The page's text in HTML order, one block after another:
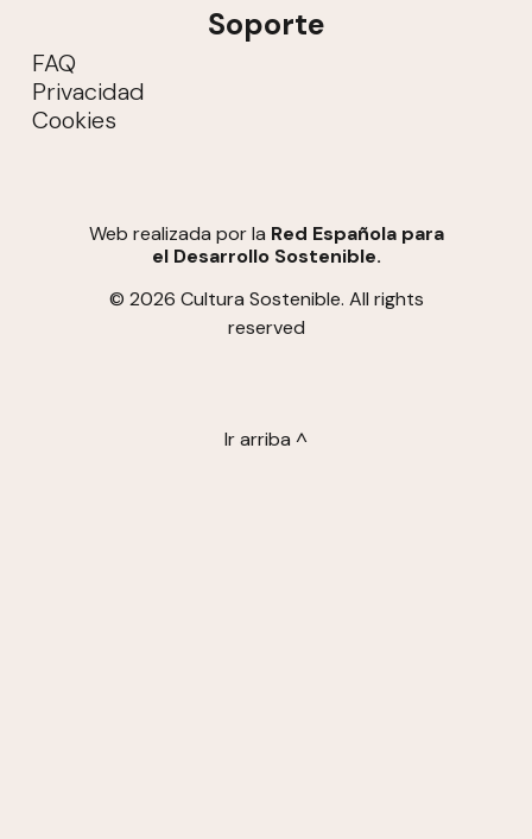
Soporte
FAQ
Privacidad
Cookies
Web realizada por la Red Española para
el Desarrollo Sostenible.
© 2026 Cultura Sostenible. All rights
reserved
Ir arriba ^